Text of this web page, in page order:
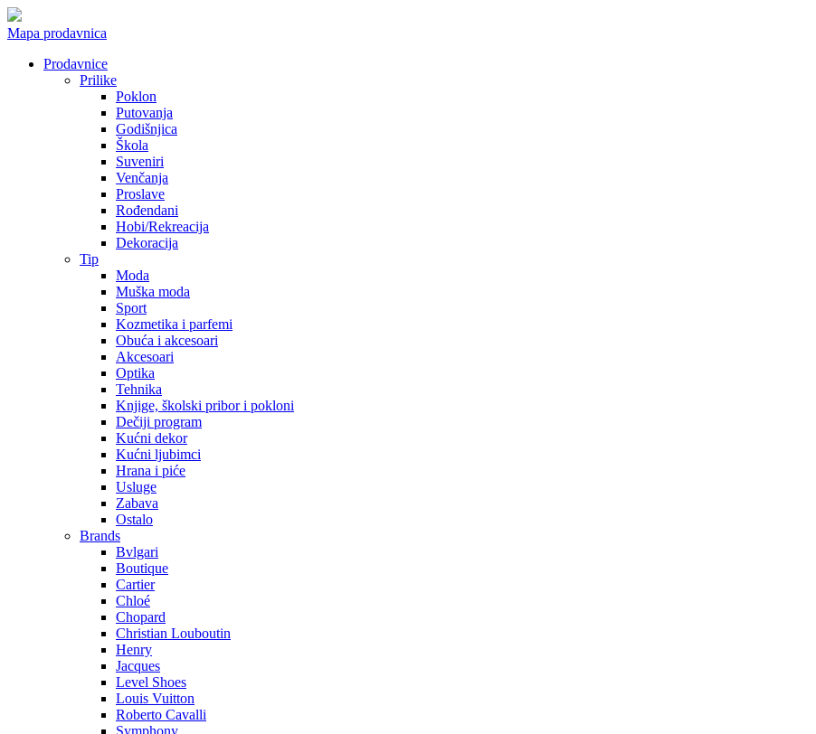
Mapa prodavnica
Prodavnice
Prilike
Poklon
Putovanja
Godišnjica
Škola
Suveniri
Venčanja
Proslave
Rođendani
Hobi/Rekreacija
Dekoracija
Tip
Moda
Muška moda
Sport
Kozmetika i parfemi
Obuća i akcesoari
Akcesoari
Optika
Tehnika
Knjige, školski pribor i pokloni
Dečiji program
Kućni dekor
Kućni ljubimci
Hrana i piće
Usluge
Zabava
Ostalo
Brands
Bvlgari
Boutique
Cartier
Chloé
Chopard
Christian Louboutin
Henry
Jacques
Level Shoes
Louis Vuitton
Roberto Cavalli
Symphony